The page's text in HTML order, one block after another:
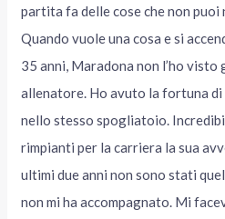
partita fa delle cose che non puoi
Quando vuole una cosa e si
35 anni, Maradona non l’ho visto
allenatore. Ho avuto la fortuna
nello stesso spogliatoio.
rimpianti per la carriera la sua
ultimi due anni non sono stati
non mi ha accompagnato. Mi